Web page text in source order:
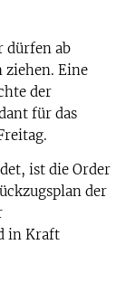
dürfen ab
Eine
der
für das
ist die Order
der
in Kraft